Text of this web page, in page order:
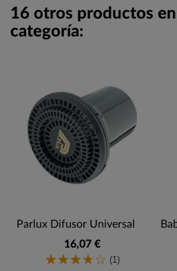
16 otros productos en
categoría:
Parlux Difusor Universal
16,07 €
(1)